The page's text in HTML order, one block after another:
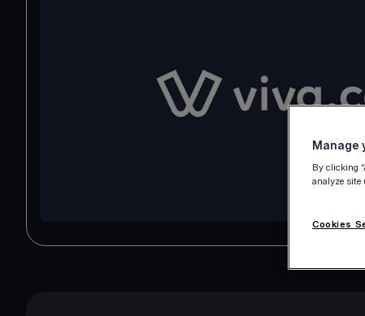
Manage
By clicking
analyze site
Cookies